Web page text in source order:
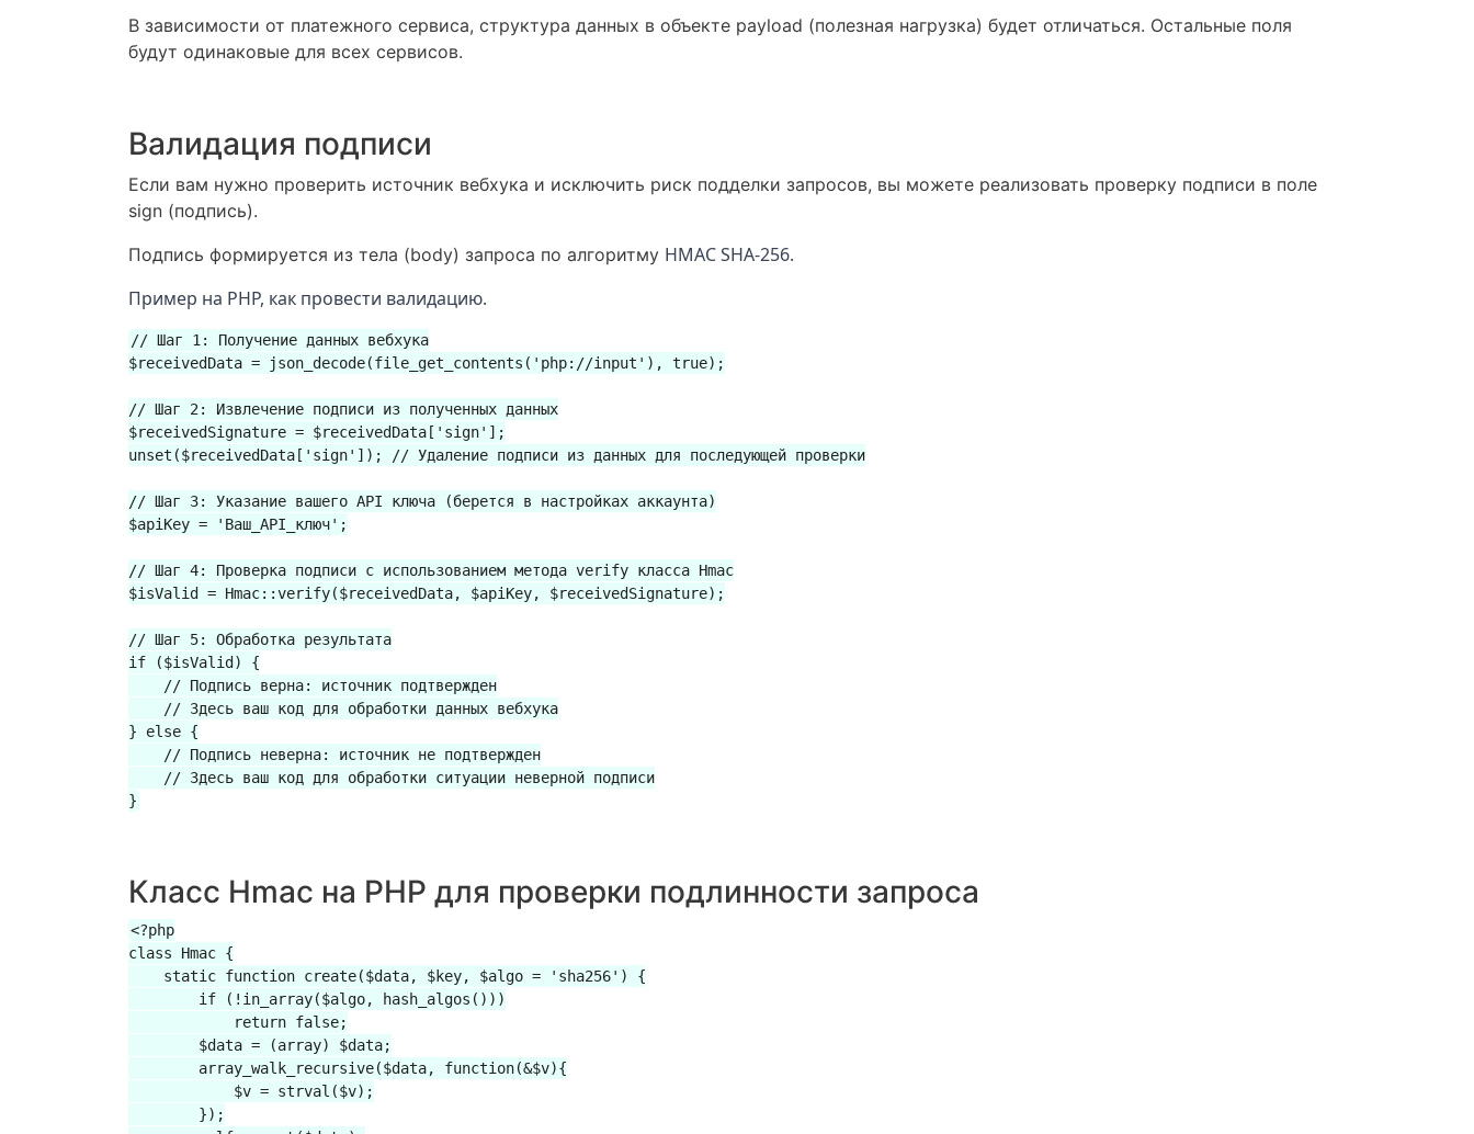
В зависимости от платежного сервиса, структура данных в объекте payload (полезная нагрузка) будет отличаться. Остальные поля
будут одинаковые для всех сервисов.
Валидация подписи
Если вам нужно проверить источник вебхука и исключить риск подделки запросов, вы можете реализовать проверку подписи в поле
sign (подпись).
Подпись формируется из тела (body) запроса по алгоритму HMAC SHA-256.
Пример на PHP, как провести валидацию.
// Шаг 1: Получение данных вебхука
$receivedData = json_decode(file_get_contents('php://input'), true);
// Шаг 2: Извлечение подписи из полученных данных
$receivedSignature = $receivedData['sign'];
unset($receivedData['sign']); // Удаление подписи из данных для последующей проверки
// Шаг 3: Указание вашего API ключа (берется в настройках аккаунта)
$apiKey = 'Ваш_API_ключ';
// Шаг 4: Проверка подписи с использованием метода verify класса Hmac
$isValid = Hmac::verify($receivedData, $apiKey, $receivedSignature);
// Шаг 5: Обработка результата
if ($isValid) {
    // Подпись верна: источник подтвержден
    // Здесь ваш код для обработки данных вебхука
} else {
    // Подпись неверна: источник не подтвержден
    // Здесь ваш код для обработки ситуации неверной подписи
Класс Hmac на PHP для проверки подлинности запроса
<?php
class Hmac {
    static function create($data, $key, $algo = 'sha256') {
        if (!in_array($algo, hash_algos()))
            return false;
        $data = (array) $data;
        array_walk_recursive($data, function(&$v){
            $v = strval($v);
        });